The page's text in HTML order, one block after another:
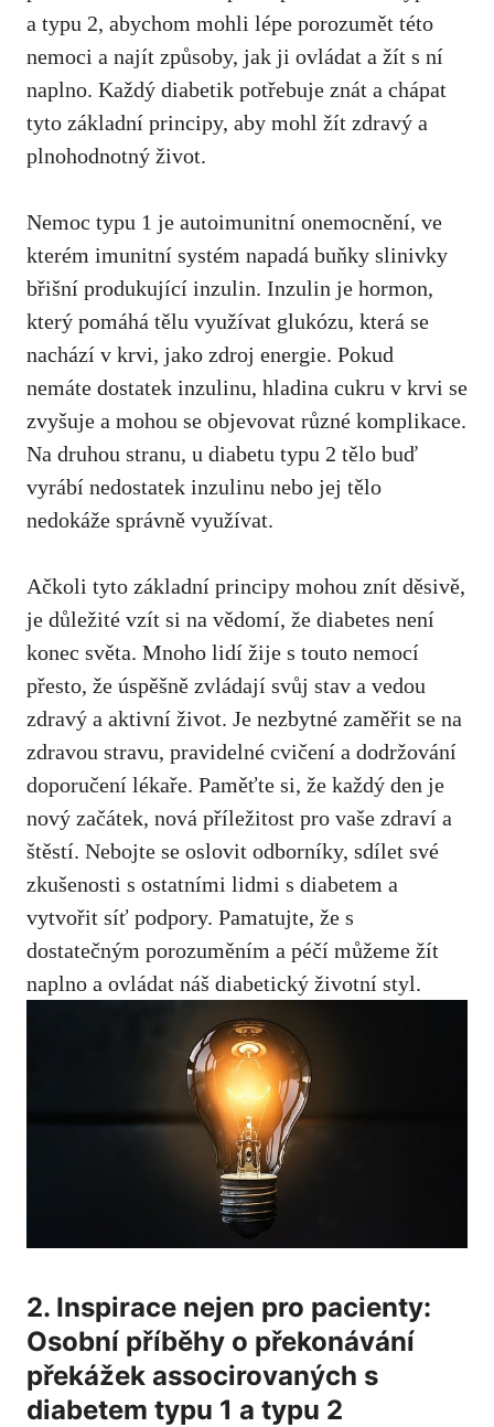
a typu 2,​ abychom mohli lépe porozumět této
nemoci a ‌najít způsoby, jak ji ovládat a žít s ⁢ní
naplno. Každý diabetik potřebuje znát a chápat
tyto základní⁤ principy, aby mohl žít zdravý a
plnohodnotný život.
Nemoc typu 1 ‍je autoimunitní onemocnění, ve
kterém ‍imunitní systém napadá buňky slinivky
břišní produkující inzulin. Inzulin je hormon,
který ⁤pomáhá tělu ⁢využívat glukózu, která se
‍nachází v krvi, jako⁢ zdroj energie. Pokud
nemáte dostatek inzulinu, ‍hladina⁣ cukru v krvi ⁣se
zvyšuje a mohou se objevovat různé komplikace.
Na druhou⁢ stranu, u⁢ diabetu typu 2 tělo buď
vyrábí ⁣nedostatek inzulinu⁢ nebo jej tělo
nedokáže správně využívat.
Ačkoli tyto základní principy ⁣mohou znít děsivě,
je důležité vzít si na‍ vědomí, že diabetes není
konec světa. Mnoho lidí žije s touto nemocí
přesto, že úspěšně ‌zvládají svůj stav a vedou
zdravý a aktivní život. Je nezbytné zaměřit se na
zdravou stravu, pravidelné cvičení a dodržování
doporučení lékaře. Paměťte si,‌ že každý den je
nový začátek, nová‌ příležitost pro vaše zdraví ‌a
štěstí. Nebojte se oslovit odborníky, sdílet své
zkušenosti s ostatními lidmi s diabetem a‌
vytvořit ⁢síť podpory. Pamatujte, že s
dostatečným porozuměním a péčí ⁢můžeme ⁤žít
naplno a ovládat náš diabetický životní styl.
2. Inspirace nejen pro pacienty:
⁢Osobní příběhy o překonávání
⁤překážek associrovaných ​s
diabetem typu 1 ​a typu 2